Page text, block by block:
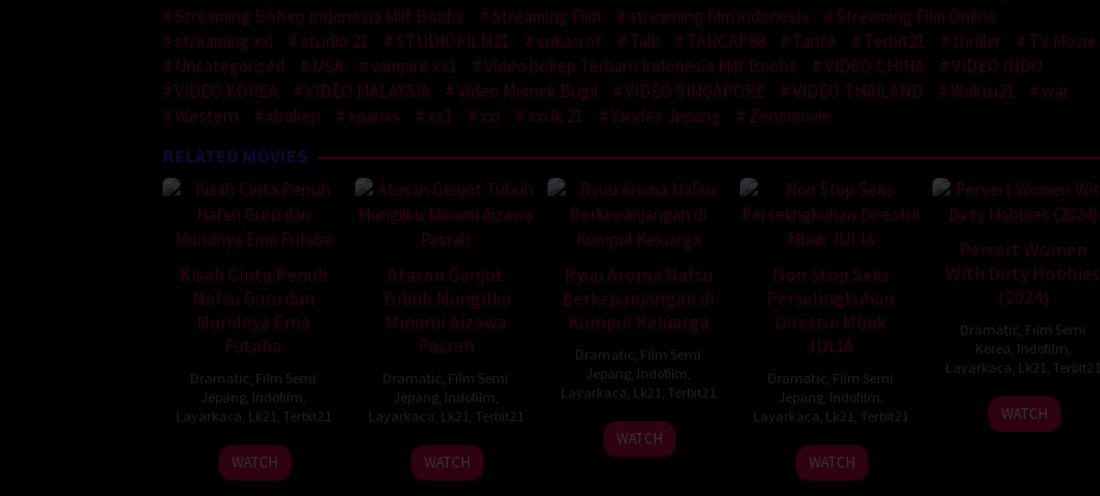
Streaming BoKep Indonesia Milf Boobs
Streaming Film streaming film indonesia
Streaming Film Online
streaming xxi
studio 21 STUDIOFILM21 sukacrot Talk TANCAP88 Tante Terbit21 thriller
TV Movie
Uncategorized
USA vampire xx1 Video bokep Terbaru Indonesia Milf Boobs VIDEO CHINA
VIDEO INDO
VIDEO KOREA
VIDEO MALAYSIA Video Memek Bugil VIDEO SINGAPORE VIDEO THAILAND Waktu21
war
Western
xbokep xpanas xx1 xxi xxi lk 21 Yandex Jepang Zenomovie
RELATED MOVIES
Kisah Cinta Penuh
Nafsu Guru dan
Muridnya Ema
Futaba
Dramatic Film Semi
Jepang, Indofilm
Layarkaca Lk21 Terbit21
WATCH
Atasan Genjot
Tubuh Mungilku
Minami Aizawa
Pasrah
Dramatic Film Semi
Jepang, Indofilm
Layarkaca Lk21 Terbit21
WATCH
Ryuu Aroma Nafsu
Berkepanjangan di
Kumpul Keluarga
Dramatic Film Semi
Jepang, Indofilm
Layarkaca Lk21 Terbit21
WATCH
Non Stop Seks
Perselingkuhan
Direstui Mbak
JULIA
Dramatic Film Semi
Jepang, Indofilm
Layarkaca Lk21 Terbit21
WATCH
Pervert Women
With Dirty Hobbies
(2024)
Dramatic Film Semi
Korea Indofilm
Layarkaca Lk21 Terbit21
WATCH